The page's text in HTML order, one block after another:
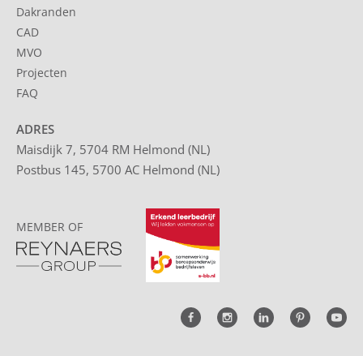
Dakranden
CAD
MVO
Projecten
FAQ
ADRES
Maisdijk 7, 5704 RM Helmond (NL)
Postbus 145, 5700 AC Helmond (NL)
MEMBER OF